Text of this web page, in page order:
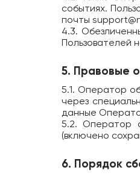
событиях.
почты
4.3.
Пользователей
5. Правовые
5.1. Оператор
через
данные
5.2. Оператор
(включено
6. Порядок